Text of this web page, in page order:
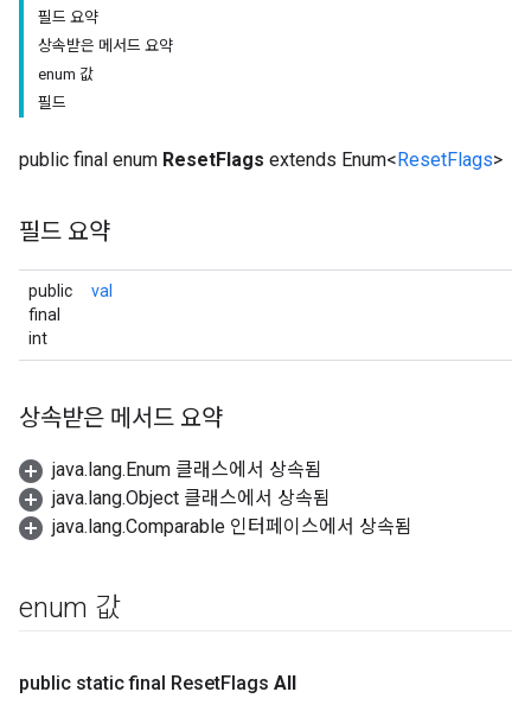
필드 요약
상속받은 메서드 요약
enum 값
필드
public final enum ResetFlags extends Enum<ResetFlags>
필드 요약
public
final
int
val
상속받은 메서드 요약
java.lang.Enum 클래스에서 상속됨
java.lang.Object 클래스에서 상속됨
java.lang.Comparable 인터페이스에서 상속됨
enum 값
public static final ResetFlags All